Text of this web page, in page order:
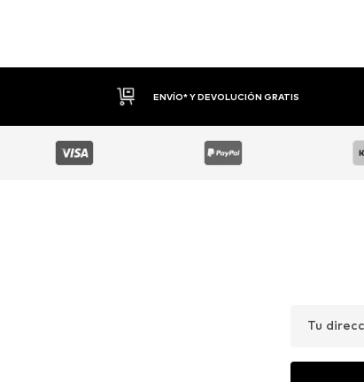
DEVOLUCIONES HASTA 30 DÍAS
Tu